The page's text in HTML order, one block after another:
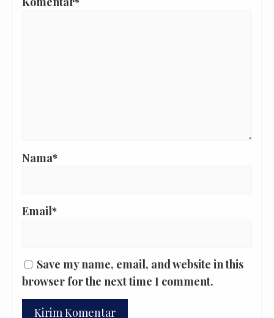
Nama*
Email*
Save my name, email, and website in this
browser for the next time I comment.